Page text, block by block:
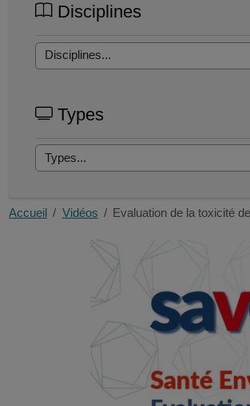
Disciplines
Types
Accueil Vidéos Evaluation de la toxicité